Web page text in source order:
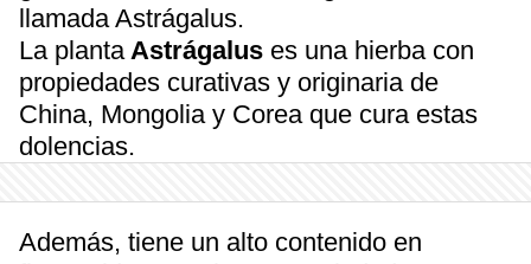
llamada Astrágalus.
La planta Astrágalus es una hierba con
propiedades curativas y originaria de
China, Mongolia y Corea que cura estas
dolencias.
Además, tiene un alto contenido en